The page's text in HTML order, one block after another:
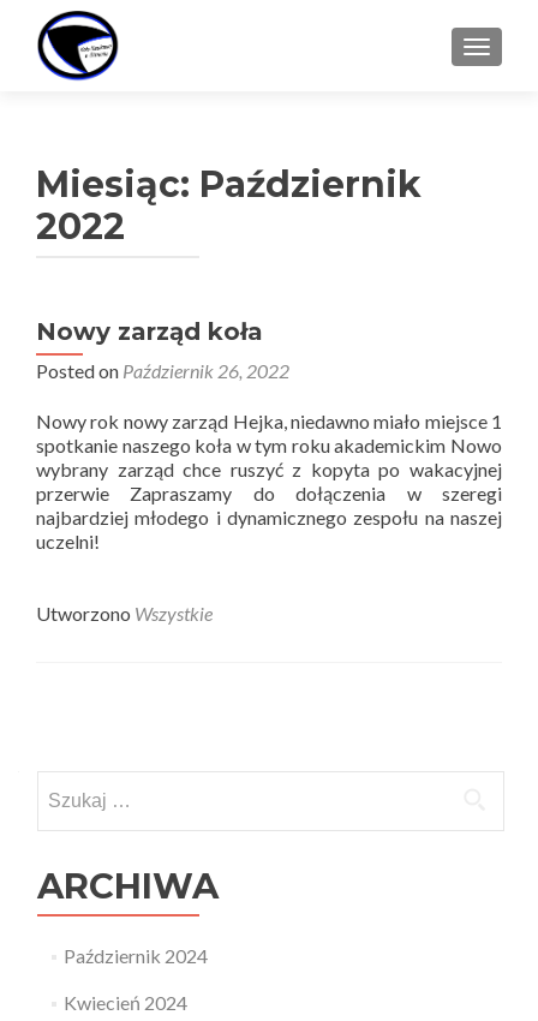
Miesiąc: Październik
2022
Nowy zarząd koła
Posted on Październik 26, 2022
Nowy rok nowy zarząd Hejka, niedawno miało miejsce 1
spotkanie naszego koła w tym roku akademickim Nowo
wybrany zarząd chce ruszyć z kopyta po wakacyjnej
przerwie Zapraszamy do dołączenia w szeregi
najbardziej młodego i dynamicznego zespołu na naszej
uczelni!
Utworzono Wszystkie
navigation
ARCHIWA
Październik 2024
Kwiecień 2024